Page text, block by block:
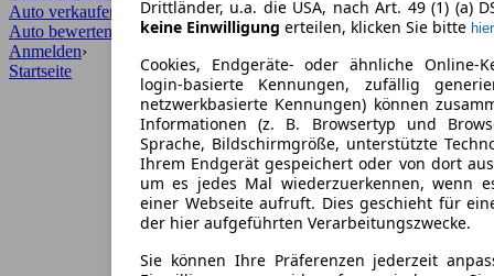
Auto verkaufen
Auto bewerten
Anmelden›
Startseite
Drittländer, u.a. die USA, nach Art. 49 (1) (a)
keine Einwilligung erteilen, klicken Sie bitte hier
Cookies, Endgeräte- oder ähnliche Online-
login-basierte Kennungen, zufällig
netzwerkbasierte Kennungen) können
Informationen (z. B. Browsertyp und
Sprache, Bildschirmgröße, unterstützte
Ihrem Endgerät gespeichert oder von dort
um es jedes Mal wiederzuerkennen, wenn
einer Webseite aufruft. Dies geschieht für
der hier aufgeführten Verarbeitungszwecke.
Sie können Ihre Präferenzen jederzeit